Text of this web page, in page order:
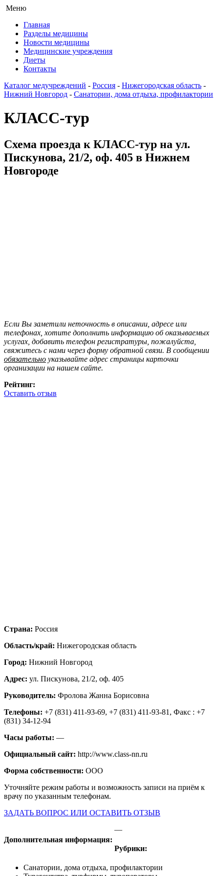
Меню
Главная
Разделы медицины
Новости медицины
Медицинские учреждения
Диеты
Контакты
Каталог медучреждений - Россия - Нижегородская область -
Нижний Новгород - Санатории, дома отдыха, профилактории
КЛАСС-тур
Схема проезда к КЛАСС-тур на ул.
Пискунова, 21/2, оф. 405 в Нижнем
Новгороде
Если Вы заметили неточность в описании, адресе или
телефонах, хотите дополнить информацию об оказываемых
услугах, добавить телефон регистратуры, пожалуйста,
свяжитесь с нами через форму обратной связи. В сообщении
обязательно указывайте адрес страницы карточки
организации на нашем сайте.
Рейтинг:
Оставить отзыв
Страна: Россия
Область/край: Нижегородская область
Город: Нижний Новгород
Адрес: ул. Пискунова, 21/2, оф. 405
Руководитель: Фролова Жанна Борисовна
Телефоны: +7 (831) 411-93-69, +7 (831) 411-93-81, Факс : +7
(831) 34-12-94
Часы работы: —
Официальный сайт: http://www.class-nn.ru
Форма собственности: ООО
Уточняйте режим работы и возможность записи на приём к
врачу по указанным телефонам.
ЗАДАТЬ ВОПРОС ИЛИ ОСТАВИТЬ ОТЗЫВ
Дополнительная информация:
—
Рубрики:
Санатории, дома отдыха, профилактории